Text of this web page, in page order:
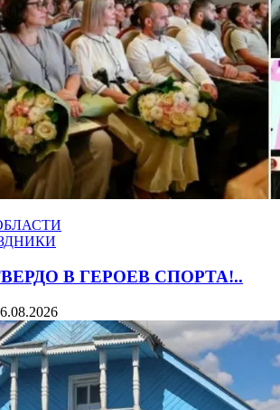
В ГЕРОЕВ СПОРТА!..